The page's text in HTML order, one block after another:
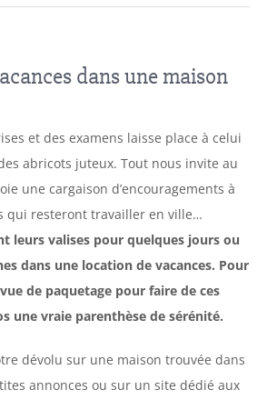
dans une maison
et des examens laisse place à celui
abricots juteux. Tout nous invite au
une cargaison d’encouragements à
qui resteront travailler en ville…
leurs valises pour quelques jours ou
dans une location de vacances. Pour
de paquetage pour faire de ces
une vraie parenthèse de sérénité.
dévolu sur une maison trouvée dans
annonces ou sur un site dédié aux